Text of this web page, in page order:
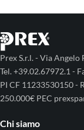
Prex S.r.l. - Via
Tel. +39.02.67972.1 -
PI CF 11233530150 -
250.000€ PEC
Chi siamo